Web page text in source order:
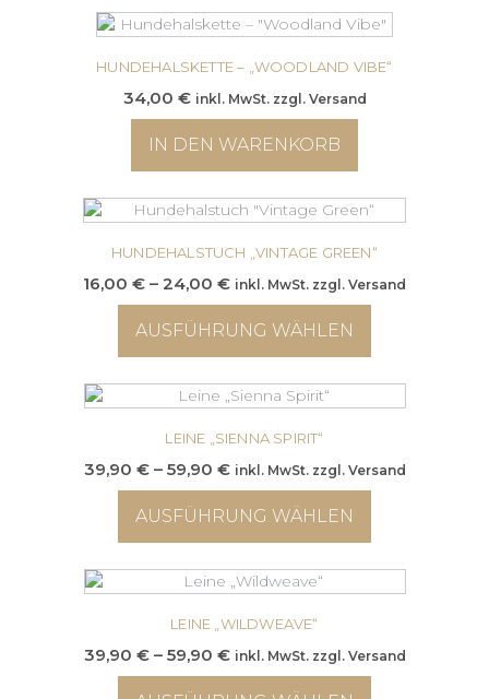
auf
der
Produktseite
werden
Produkt
weist
mehrere
auf.
Die
Optionen
auf
der
Produktseite
werden
HUNDEHALSKETTE – „WOODLAND VIBE“
34,00 € inkl. MwSt. zzgl. Versand
IN DEN WARENKORB
HUNDEHALSTUCH „VINTAGE GREEN“
16,00 € – 24,00 €Preisspanne:
16,00 €
bis
24,00 €
inkl. MwSt. zzgl. Versand
AUSFÜHRUNG WÄHLEN
Produkt
weist
mehrere
auf.
Die
Optionen
auf
der
Produktseite
werden
LEINE „SIENNA SPIRIT“
39,90 € – 59,90 €Preisspanne:
39,90 €
bis
59,90 €
inkl. MwSt. zzgl. Versand
AUSFÜHRUNG WÄHLEN
Produkt
weist
mehrere
auf.
Die
LEINE „WILDWEAVE“
39,90 € – 59,90 €Preisspanne:
39,90 €
inkl. MwSt. zzgl. Versand